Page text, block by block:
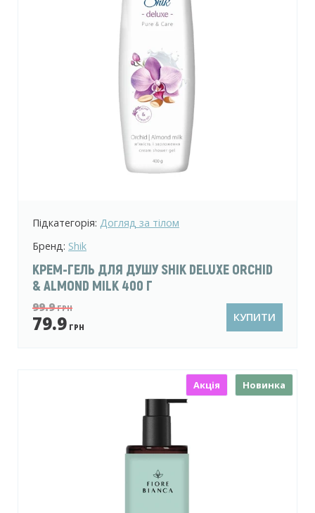
Підкатегорія: Догляд за тілом
Бренд: Shik
КРЕМ-ГЕЛЬ ДЛЯ ДУШУ SHIK DELUXE ORCHID
& ALMOND MILK 400 Г
99.9ГРН
79.9 ГРН
КУПИТИ
Акція Новинка